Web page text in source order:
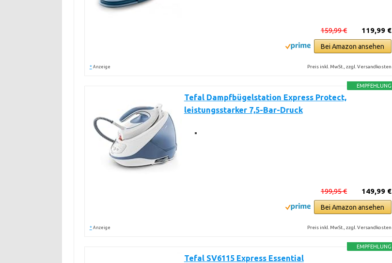
119,99 €
159,99 €
Bei Amazon ansehen
* Anzeige Preis inkl. MwSt., zzgl. Versandkosten
EMPFEHLUNG
Tefal Dampfbügelstation Express Protect,
leistungsstarker 7,5-Bar-Druck
149,99 €
199,95 €
Bei Amazon ansehen
* Anzeige Preis inkl. MwSt., zzgl. Versandkosten
EMPFEHLUNG
Tefal SV6115 Express Essential